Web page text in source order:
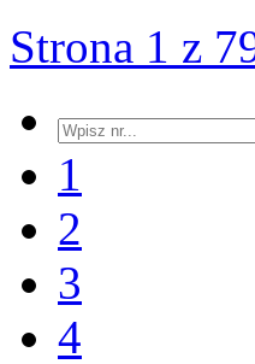
Strona 1 z
1
2
3
4